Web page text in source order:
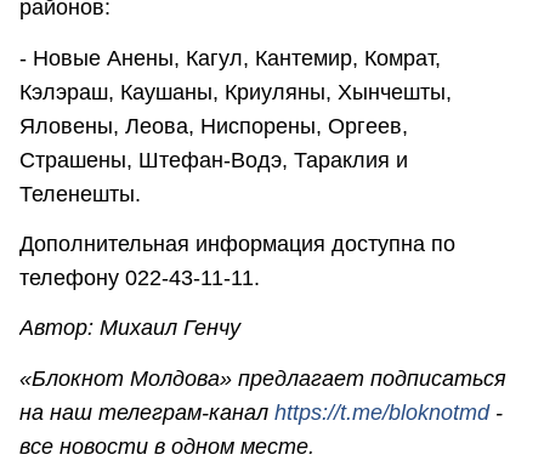
районов:
- Новые Анены, Кагул, Кантемир, Комрат,
Кэлэраш, Каушаны, Криуляны, Хынчешты,
Яловены, Леова, Ниспорены, Оргеев,
Страшены, Штефан-Водэ, Тараклия и
Теленешты.
Дополнительная информация доступна по
телефону 022-43-11-11.
Автор: Михаил Генчу
«Блокнот Молдова» предлагает подписаться
на наш телеграм-канал https://t.me/bloknotmd-
все новости в одном месте.